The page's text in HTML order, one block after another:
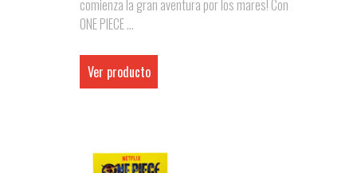
comienza la gran aventura por los mares! Con
ONE PIECE ...
Ver producto